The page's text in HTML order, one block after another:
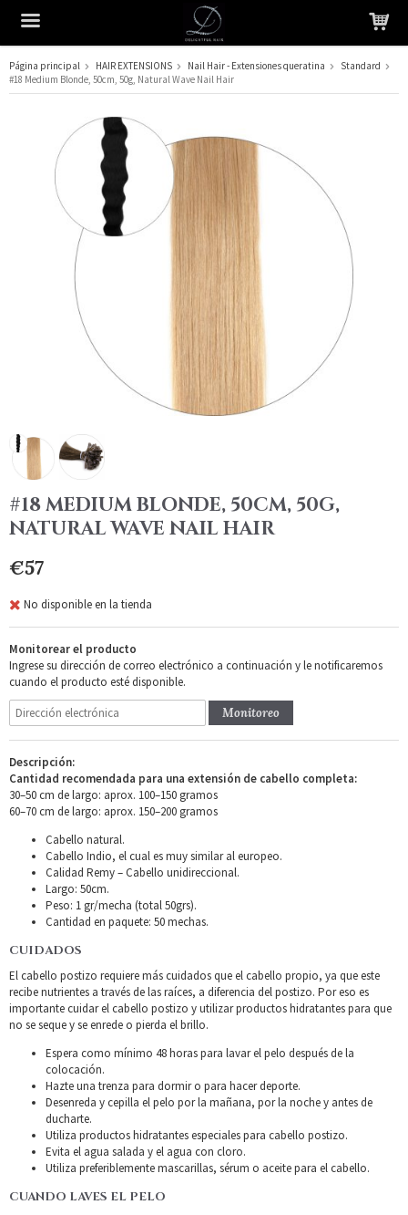
El producto ha sido añadido a su carrito
Página principal HAIR EXTENSIONS Nail Hair - Extensiones queratina
Standard
#18 Medium Blonde, 50cm, 50g, Natural Wave Nail Hair
#18 MEDIUM BLONDE, 50CM, 50G,
NATURAL WAVE NAIL HAIR
€57
No disponible en la tienda
Monitorear el producto
Ingrese su dirección de correo electrónico a continuación y le notificaremos
cuando el producto esté disponible.
Monitoreo
Descripción:
Cantidad recomendada para una extensión de cabello completa:
30–50 cm de largo: aprox. 100–150 gramos
60–70 cm de largo: aprox. 150–200 gramos
Cabello natural.
Cabello Indio, el cual es muy similar al europeo.
Calidad Remy – Cabello unidireccional.
Largo: 50cm.
Peso: 1 gr/mecha (total 50grs).
Cantidad en paquete: 50 mechas.
CUIDADOS
El cabello postizo requiere más cuidados que el cabello propio, ya que este
recibe nutrientes a través de las raíces, a diferencia del postizo. Por eso es
importante cuidar el cabello postizo y utilizar productos hidratantes para que
no se seque y se enrede o pierda el brillo.
Espera como mínimo 48 horas para lavar el pelo después de la
colocación.
Hazte una trenza para dormir o para hacer deporte.
Desenreda y cepilla el pelo por la mañana, por la noche y antes de
ducharte.
Utiliza productos hidratantes especiales para cabello postizo.
Evita el agua salada y el agua con cloro.
Utiliza preferiblemente mascarillas, sérum o aceite para el cabello.
CUANDO LAVES EL PELO